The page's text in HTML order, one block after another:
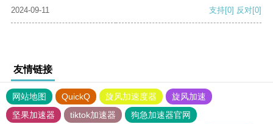
2024-09-11 支持[0] 反对[0]
友情链接
网站地图 QuickQ 旋风加速度器
旋风加速
坚果加速器
tiktok加速器
狗急加速器官网